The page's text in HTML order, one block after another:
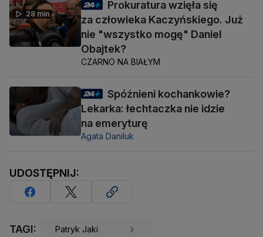
28 min
Prokuratura wzięła się
za człowieka Kaczyńskiego. Już
nie "wszystko mogę" Daniel
Obajtek?
CZARNO NA BIAŁYM
Spóźnieni kochankowie?
Lekarka: łechtaczka nie idzie
na emeryturę
Agata Daniluk
UDOSTĘPNIJ:
TAGI: Patryk Jaki